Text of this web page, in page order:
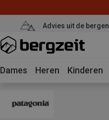
Advies uit de bergen
Dames Heren Kinderen